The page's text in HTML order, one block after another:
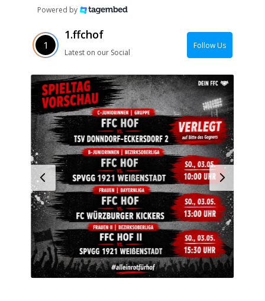
Powered by
1.ffchof
Latest on our Social
Follow Us